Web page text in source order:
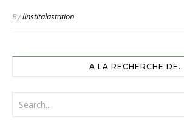
Bylinstitalastation
A LA RECHERCHE DE..